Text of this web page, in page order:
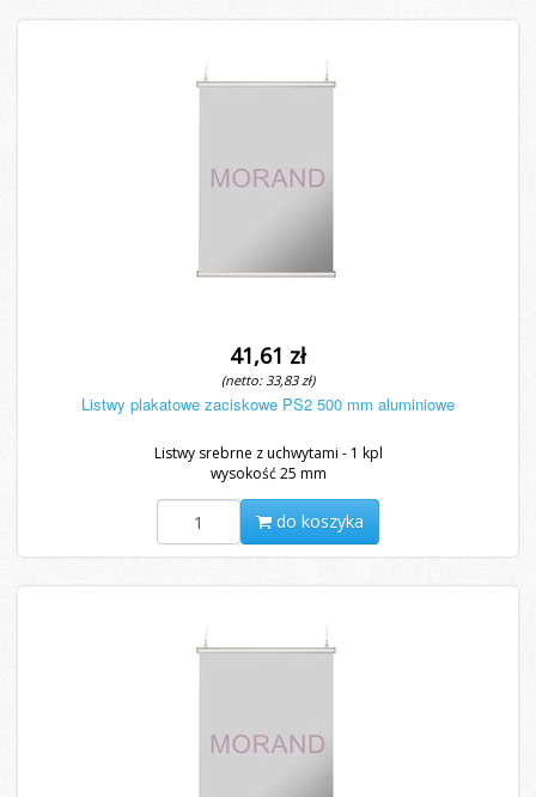
41,61 zł
(netto: 33,83 zł)
Listwy plakatowe zaciskowe PS2 500 mm aluminiowe
Listwy srebrne z uchwytami - 1 kpl
wysokość 25 mm
do koszyka